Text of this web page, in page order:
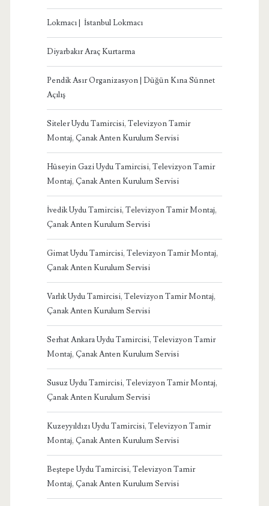
Lokmacı | İstanbul Lokmacı
Diyarbakır Araç Kurtarma
Pendik Asır Organizasyon | Düğün Kına Sünnet
Açılış
Siteler Uydu Tamircisi, Televizyon Tamir
Montaj, Çanak Anten Kurulum Servisi
Hüseyin Gazi Uydu Tamircisi, Televizyon Tamir
Montaj, Çanak Anten Kurulum Servisi
İvedik Uydu Tamircisi, Televizyon Tamir Montaj,
Çanak Anten Kurulum Servisi
Gimat Uydu Tamircisi, Televizyon Tamir Montaj,
Çanak Anten Kurulum Servisi
Varlık Uydu Tamircisi, Televizyon Tamir Montaj,
Çanak Anten Kurulum Servisi
Serhat Ankara Uydu Tamircisi, Televizyon Tamir
Montaj, Çanak Anten Kurulum Servisi
Susuz Uydu Tamircisi, Televizyon Tamir Montaj,
Çanak Anten Kurulum Servisi
Kuzeyyıldızı Uydu Tamircisi, Televizyon Tamir
Montaj, Çanak Anten Kurulum Servisi
Beştepe Uydu Tamircisi, Televizyon Tamir
Montaj, Çanak Anten Kurulum Servisi